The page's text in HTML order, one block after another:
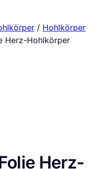
/ Hohlkörper
Herz-Hohlkörper
Herz-